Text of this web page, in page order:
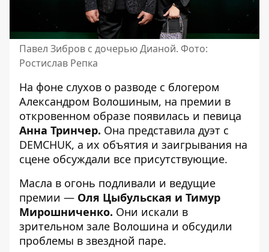
Павел Зибров с дочерью Дианой. Фото:
Ростислав Репка
На фоне слухов о разводе с блогером
Александром Волошиным, на премии в
откровенном образе появилась и певица
Анна Тринчер. Она представила дуэт с
DEMCHUK, а их объятия и заигрывания на
сцене обсуждали все присутствующие.
Масла в огонь подливали и ведущие
премии — Оля Цыбульская и Тимур
Мирошниченко. Они искали в
зрительном зале Волошина и обсудили
проблемы в звездной паре.